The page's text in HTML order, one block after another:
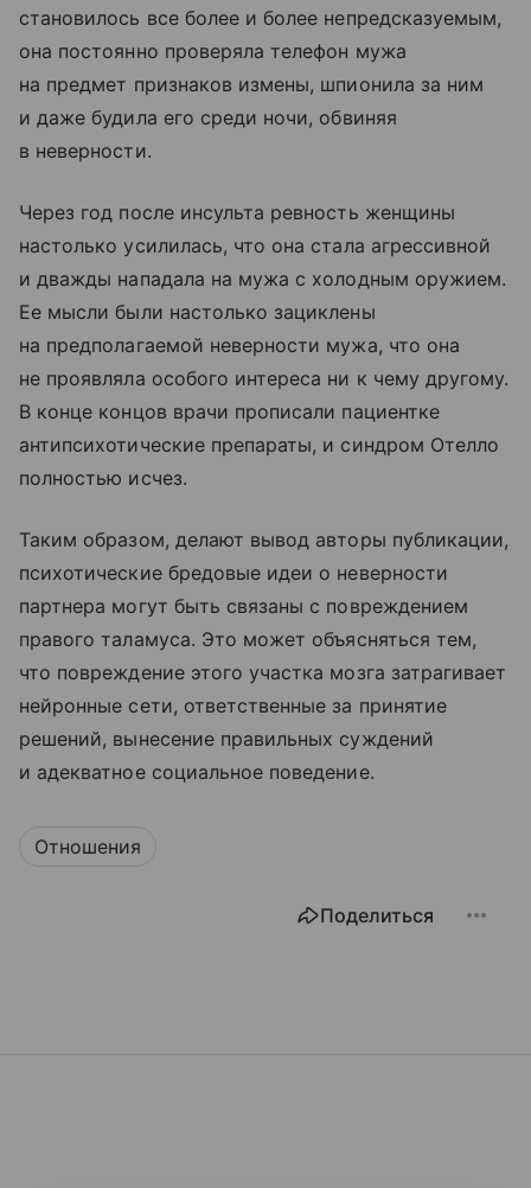
становилось все более и более непредсказуемым,
она постоянно проверяла телефон мужа
на предмет признаков измены, шпионила за ним
и даже будила его среди ночи, обвиняя
в неверности.
Через год после инсульта ревность женщины
настолько усилилась, что она стала агрессивной
и дважды нападала на мужа с холодным оружием.
Ее мысли были настолько зациклены
на предполагаемой неверности мужа, что она
не проявляла особого интереса ни к чему другому.
В конце концов врачи прописали пациентке
антипсихотические препараты, и синдром Отелло
полностью исчез.
Таким образом, делают вывод авторы публикации,
психотические бредовые идеи о неверности
партнера могут быть связаны с повреждением
правого таламуса. Это может объясняться тем,
что повреждение этого участка мозга затрагивает
нейронные сети, ответственные за принятие
решений, вынесение правильных суждений
и адекватное социальное поведение.
Отношения
Поделиться